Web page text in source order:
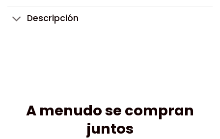
Descripción
A menudo se compran
juntos